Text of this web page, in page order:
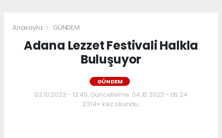
Anasayfa GÜNDEM
Adana Lezzet Festivali Halkla
Buluşuyor
GÜNDEM
03.10.2023 - 13:49, Güncelleme: 04.10.2023 - 06:24
2314+ kez okundu.